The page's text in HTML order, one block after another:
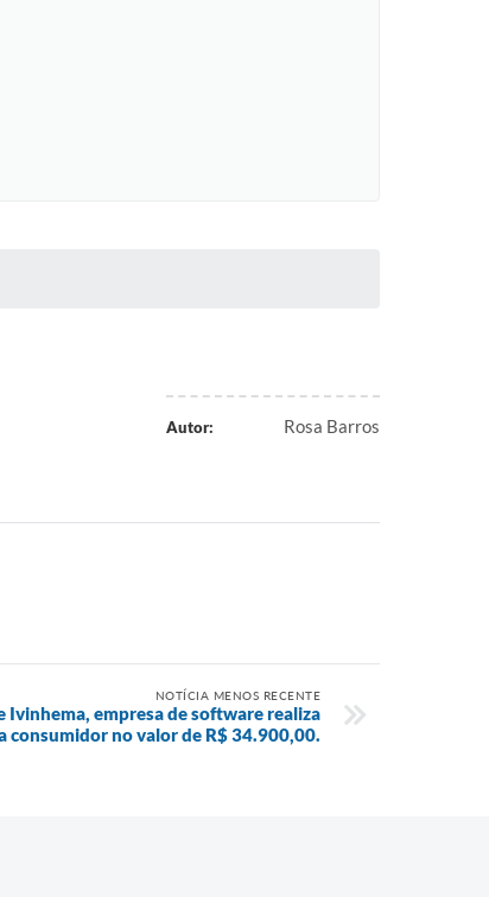
Autor: Rosa Barros
NOTÍCIA MENOS RECENTE
empresa de software realiza
consumidor no valor de R$ 34.900,00.